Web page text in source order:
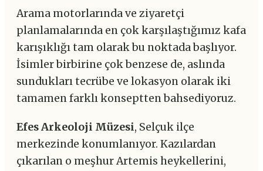
Arama motorlarında ve ziyaretçi
planlamalarında en çok karşılaştığımız kafa
karışıklığı tam olarak bu noktada başlıyor.
İsimler birbirine çok benzese de, aslında
sundukları tecrübe ve lokasyon olarak iki
tamamen farklı konseptten bahsediyoruz.
Efes Arkeoloji Müzesi, Selçuk ilçe
merkezinde konumlanıyor. Kazılardan
çıkarılan o meşhur Artemis heykellerini,